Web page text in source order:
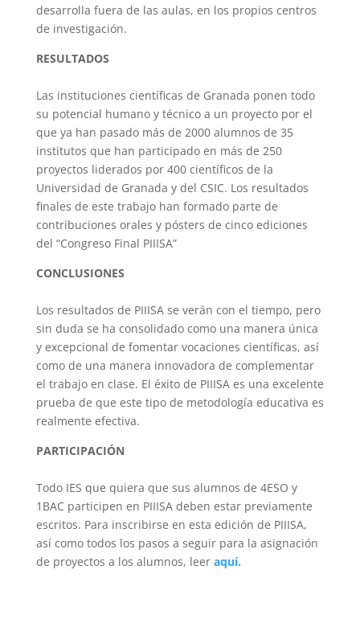
desarrolla fuera de las aulas, en los propios centros
de investigación.
RESULTADOS
Las instituciones científicas de Granada ponen todo
su potencial humano y técnico a un proyecto por el
que ya han pasado más de 2000 alumnos de 35
institutos que han participado en más de 250
proyectos liderados por 400 científicos de la
Universidad de Granada y del CSIC. Los resultados
finales de este trabajo han formado parte de
contribuciones orales y pósters de cinco ediciones
del “Congreso Final PIIISA”
CONCLUSIONES
Los resultados de PIIISA se verán con el tiempo, pero
sin duda se ha consolidado como una manera única
y excepcional de fomentar vocaciones científicas, así
como de una manera innovadora de complementar
el trabajo en clase. El éxito de PIIISA es una excelente
prueba de que este tipo de metodología educativa es
realmente efectiva.
PARTICIPACIÓN
Todo IES que quiera que sus alumnos de 4ESO y
1BAC participen en PIIISA deben estar previamente
escritos. Para inscribirse en esta edición de PIIISA,
así como todos los pasos a seguir para la asignación
de proyectos a los alumnos, leer aquí.